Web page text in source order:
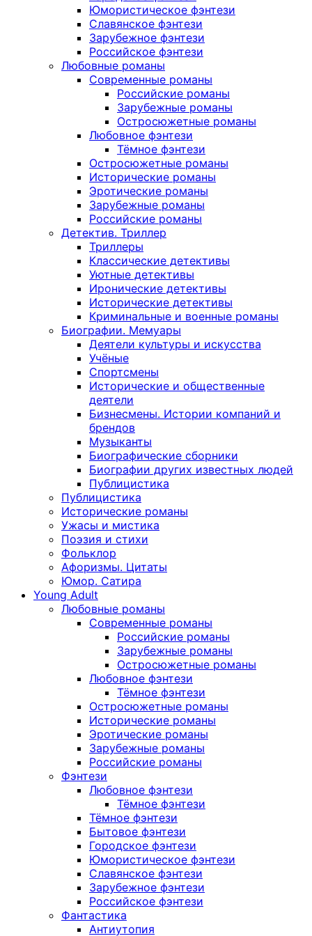
Юмористическое фэнтези
Славянское фэнтези
Зарубежное фэнтези
Российское фэнтези
Любовные романы
Современные романы
Российские романы
Зарубежные романы
Остросюжетные романы
Любовное фэнтези
Тёмное фэнтези
Остросюжетные романы
Исторические романы
Эротические романы
Зарубежные романы
Российские романы
Детектив. Триллер
Триллеры
Классические детективы
Уютные детективы
Иронические детективы
Исторические детективы
Криминальные и военные романы
Биографии. Мемуары
Деятели культуры и искусства
Учёные
Спортсмены
Исторические и общественные
деятели
Бизнесмены. Истории компаний и
брендов
Музыканты
Биографические сборники
Биографии других известных людей
Публицистика
Публицистика
Исторические романы
Ужасы и мистика
Поэзия и стихи
Фольклор
Афоризмы. Цитаты
Юмор. Сатира
Young Adult
Любовные романы
Современные романы
Российские романы
Зарубежные романы
Остросюжетные романы
Любовное фэнтези
Тёмное фэнтези
Остросюжетные романы
Исторические романы
Эротические романы
Зарубежные романы
Российские романы
Фэнтези
Любовное фэнтези
Тёмное фэнтези
Тёмное фэнтези
Бытовое фэнтези
Городское фэнтези
Юмористическое фэнтези
Славянское фэнтези
Зарубежное фэнтези
Российское фэнтези
Фантастика
Антиутопия